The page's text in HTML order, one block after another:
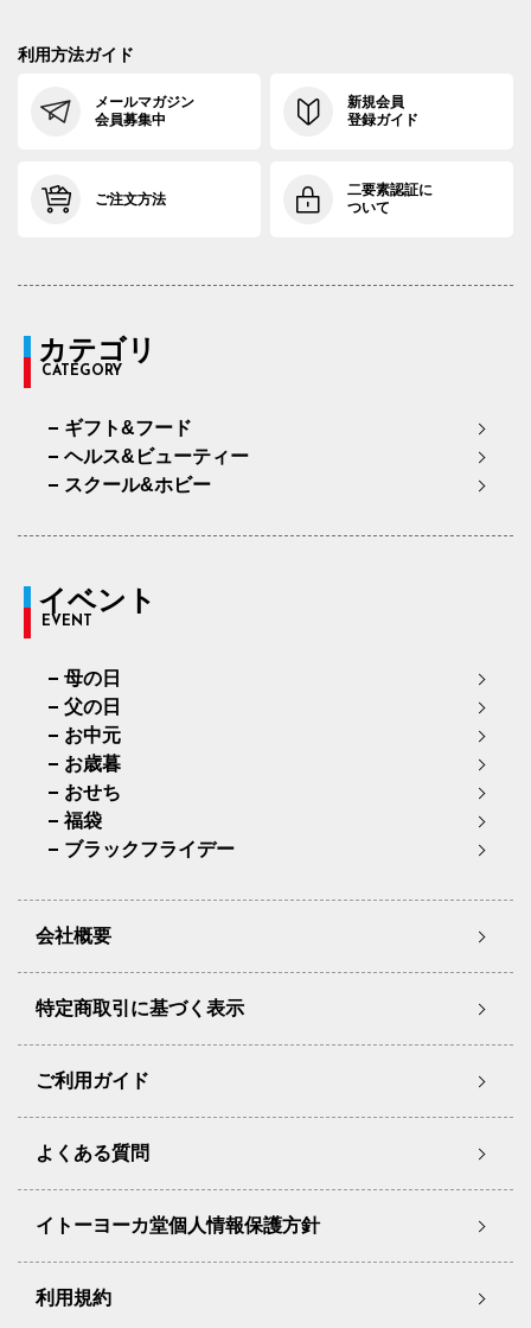
利用方法ガイド
メールマガジン
会員募集中
新規会員
登録ガイド
ご注文方法
二要素認証に
ついて
カテゴリ
CATEGORY
ギフト&フード
ヘルス&ビューティー
スクール&ホビー
イベント
EVENT
母の日
父の日
お中元
お歳暮
おせち
福袋
ブラックフライデー
会社概要
特定商取引に基づく表示
ご利用ガイド
よくある質問
イトーヨーカ堂個人情報保護方針
利用規約